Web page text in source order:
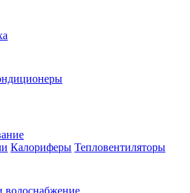
Калориферы Тепловентиляторы
водоснабжение